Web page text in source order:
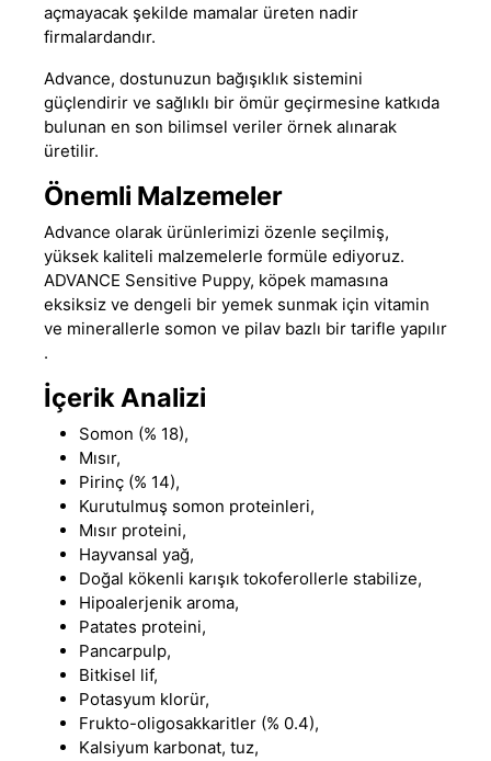
açmayacak şekilde mamalar üreten nadir
firmalardandır.
Advance, dostunuzun bağışıklık sistemini
güçlendirir ve sağlıklı bir ömür geçirmesine katkıda
bulunan en son bilimsel veriler örnek alınarak
üretilir.
Önemli Malzemeler
Advance olarak ürünlerimizi özenle seçilmiş,
yüksek kaliteli malzemelerle formüle ediyoruz.
ADVANCE Sensitive Puppy, köpek mamasına
eksiksiz ve dengeli bir yemek sunmak için vitamin
ve minerallerle somon ve pilav bazlı bir tarifle yapılır
.
İçerik Analizi
Somon (% 18),
Mısır,
Pirinç (% 14),
Kurutulmuş somon proteinleri,
Mısır proteini,
Hayvansal yağ,
Doğal kökenli karışık tokoferollerle stabilize,
Hipoalerjenik aroma,
Patates proteini,
Pancarpulp,
Bitkisel lif,
Potasyum klorür,
Frukto-oligosakkaritler (% 0.4),
Kalsiyum karbonat, tuz,